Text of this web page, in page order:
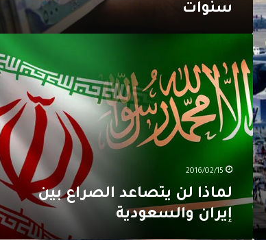
سنوات
لن
يتصاعد
الصراع
بين
إيران
والسعودية
2016/02/15
لماذا لن يتصاعد الصراع بين
إيران والسعودية